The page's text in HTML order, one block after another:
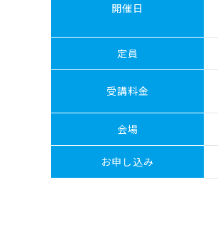
開催日
定員
受講料金
会場
お申し込み